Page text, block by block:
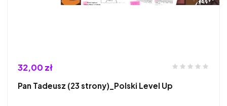
32,00 zł
Pan Tadeusz (23 strony)_Polski Level Up